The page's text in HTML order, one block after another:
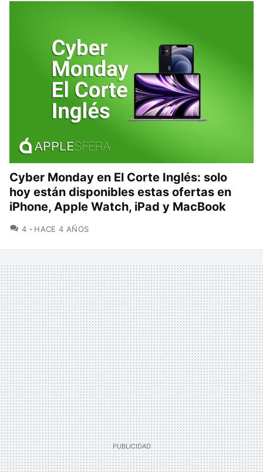
Cyber Monday en El Corte Inglés: solo
hoy están disponibles estas ofertas en
iPhone, Apple Watch, iPad y MacBook
4 COMENTARIOS
HACE 4 AÑOS